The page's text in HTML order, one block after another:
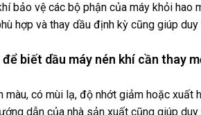
bảo vệ các bộ phận của máy khỏi
hợp và thay dầu định kỳ cũng giúp
biết dầu máy nén khí cần thay
màu, có mùi lạ, độ nhớt giảm hoặc
dẫn của nhà sản xuất cũng giúp